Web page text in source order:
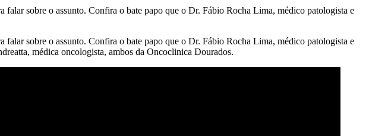
falar sobre o assunto. Confira o bate papo que o Dr. Fábio Rocha Lima, médico patologista e
falar sobre o assunto. Confira o bate papo que o Dr. Fábio Rocha Lima, médico patologista e
médica oncologista, ambos da Oncoclinica Dourados.